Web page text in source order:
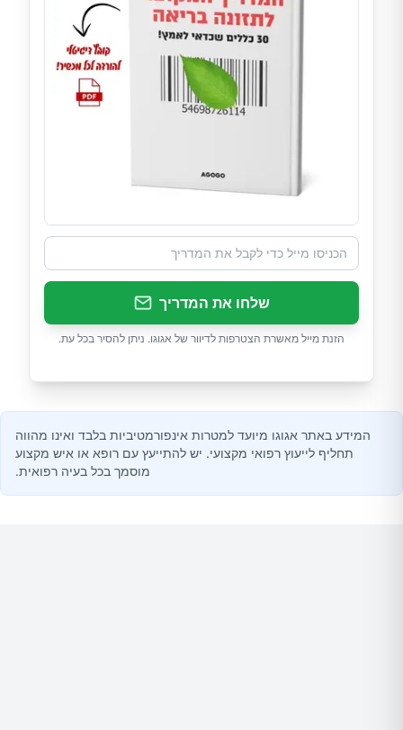
שלחו את המדריך
הזנת מייל מאשרת הצטרפות לדיוור של אגוגו. ניתן להסיר בכל עת.
המידע באתר אגוגו מיועד למטרות אינפורמטיביות בלבד ואינו מהווה
תחליף לייעוץ רפואי מקצועי. יש להתייעץ עם רופא או איש מקצוע
מוסמך בכל בעיה רפואית.